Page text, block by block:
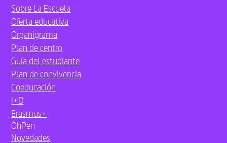
Sobre La Escuela
Oferta educativa
Organigrama
Plan de centro
Guía del estudiante
Plan de convivencia
Coeducación
I+D
Erasmus+
OhPen
Novedades